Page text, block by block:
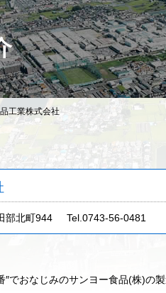
工業株式会社
部北町944 Tel.0743-56-0481
″でおなじみのサンヨー食品(株)の